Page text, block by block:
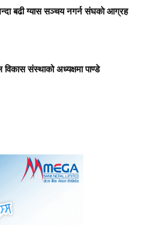
बढी ग्यास सञ्चय नगर्न संघकाे आग्रह
विकास संस्थाको अध्यक्षमा पाण्डे